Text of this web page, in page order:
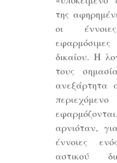
της
οι
δικαίου. Η
τους
ανεξάρτητα
αρνιόταν,
έννοιες
αστικού